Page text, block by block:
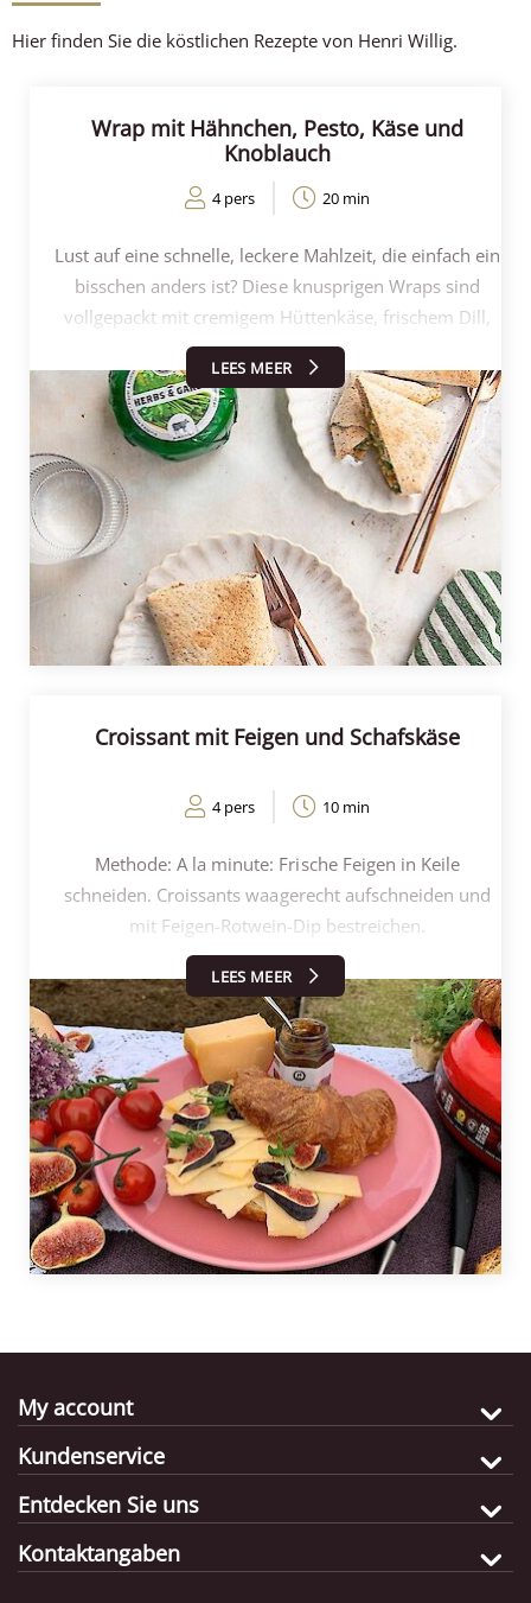
Hier finden Sie die köstlichen Rezepte von Henri Willig.
Wrap mit Hähnchen, Pesto, Käse und
Knoblauch
4 pers 20 min
Lust auf eine schnelle, leckere Mahlzeit, die einfach ein
bisschen anders ist? Diese knusprigen Wraps sind
vollgepackt mit cremigem Hüttenkäse, frischem Dill,
Pesto, Erbsen, Hähnchenstücken und dem köstlichen
Geschmack der Kräuter-Knoblauch-Kuhkäse von Henri
Willig. Perfekt knusprig aus dem Backofen oder der
Fritteuse und ideal zum Mittagessen oder Brunch.
Innerhalb von 20 Minuten zaubern Sie ein buntes,
gesundes und überraschendes Gericht auf den Tisch,
das allen schmeckt!
LEES MEER
Croissant mit Feigen und Schafskäse
4 pers 10 min
Methode: A la minute: Frische Feigen in Keile
schneiden. Croissants waagerecht aufschneiden und
mit Feigen-Rotwein-Dip bestreichen.
Schafskäsescheiben großzügig auf den Croissants
verteilen und mit Feigen-Rotwein-Dip überziehen.
Frische Feigenspalten auf dem Dip verteilen und mit
Affila Kresse und der Hälfte des Croissants garnieren.
LEES MEER
My account
Kundenservice
Entdecken Sie uns
Kontaktangaben